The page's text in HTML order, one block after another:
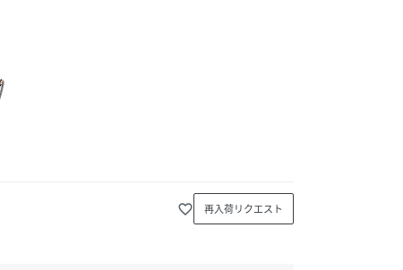
favorite_border 再入荷リクエスト